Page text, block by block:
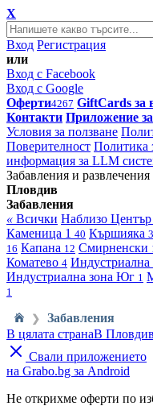
X
Вход Регистрация
или
Вход с Facebook
Вход с Google
Оферти4267 GiftCards за
Контакти Приложение
Условия за ползване
Поверителност Политика
информация за LLM
Забавления и развлечения
Пловдив
Забавления
« Всички Наблизо Център
Каменица 1 40 Кършияка
16 Капана 12 Смирненски
Коматево 4 Индустриална
Индустриална зона Юг 1
1
❯
Забавления
В цялата странаВ Пловдив
Свали приложението
на Grabo.bg за Android
Не открихме оферти по